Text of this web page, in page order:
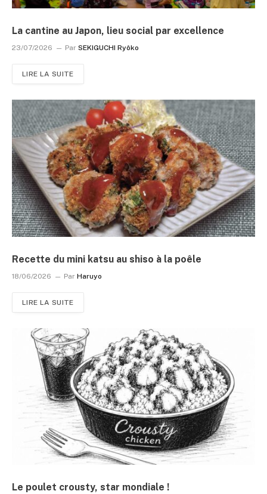
La cantine au Japon, lieu social par excellence
23/07/2026 Par SEKIGUCHI Ryôko
LIRE LA SUITE
Recette du mini katsu au shiso à la poêle
18/06/2026 Par Haruyo
LIRE LA SUITE
Le poulet crousty, star mondiale !